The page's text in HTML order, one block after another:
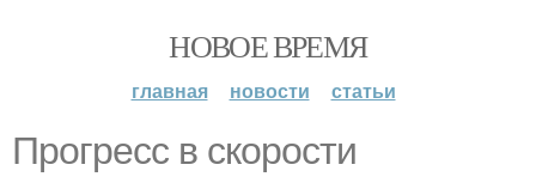
НОВОЕ ВРЕМЯ
главная новости статьи
Прогресс в скорости